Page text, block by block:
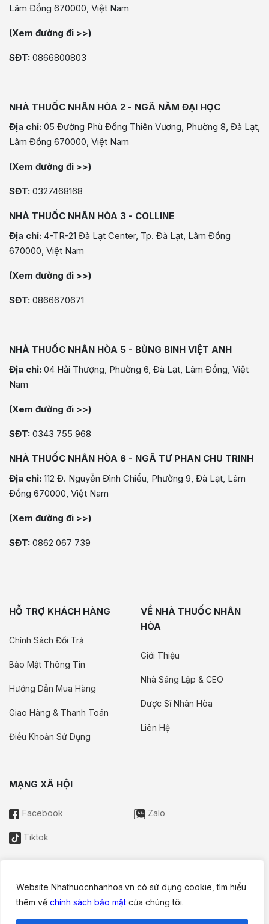
Website Nhathuocnhanhoa.vn có sử dụng cookie, tìm hiểu
thêm về chính sách bảo mật của chúng tôi.
Lâm Đồng 670000, Việt Nam
(Xem đường đi >>)
SĐT: 0866800803
NHÀ THUỐC NHÂN HÒA 2 - NGÃ NĂM ĐẠI HỌC
Địa chỉ: 05 Đường Phù Đổng Thiên Vương, Phường 8, Đà Lạt,
Lâm Đồng 670000, Việt Nam
(Xem đường đi >>)
SĐT: 0327468168
NHÀ THUỐC NHÂN HÒA 3 - COLLINE
Địa chỉ: 4-TR-21 Đà Lạt Center, Tp. Đà Lạt, Lâm Đồng
670000, Việt Nam
(Xem đường đi >>)
SĐT: 0866670671
NHÀ THUỐC NHÂN HÒA 5 - BÙNG BINH VIỆT ANH
Địa chỉ: 04 Hải Thượng, Phường 6, Đà Lạt, Lâm Đồng, Việt
Nam
(Xem đường đi >>)
SĐT: 0343 755 968
NHÀ THUỐC NHÂN HÒA 6 - NGÃ TƯ PHAN CHU TRINH
Địa chỉ: 112 Đ. Nguyễn Đình Chiểu, Phường 9, Đà Lạt, Lâm
Đồng 670000, Việt Nam
(Xem đường đi >>)
SĐT: 0862 067 739
HỖ TRỢ KHÁCH HÀNG
Chính Sách Đổi Trả
Bảo Mật Thông Tin
Hướng Dẫn Mua Hàng
Giao Hàng & Thanh Toán
Điều Khoản Sử Dụng
VỀ NHÀ THUỐC NHÂN
HÒA
Giới Thiệu
Nhà Sáng Lập & CEO
Dược Sĩ Nhân Hòa
Liên Hệ
MẠNG XÃ HỘI
Facebook Zalo
Tiktok
Thông tin trên website này chỉ mang tính chất nội bộ tham khảo;